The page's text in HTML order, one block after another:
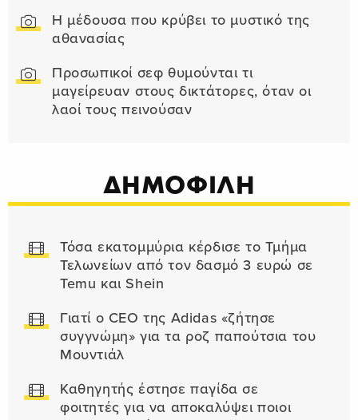
Η μέδουσα που κρύβει το μυστικό της
αθανασίας
Προσωπικοί σεφ θυμούνται τι
μαγείρευαν στους δικτάτορες, όταν οι
λαοί τους πεινούσαν
ΔΗΜΟΦΙΛΗ
Τόσα εκατομμύρια κέρδισε το Τμήμα
Τελωνείων από τον δασμό 3 ευρώ σε
Temu και Shein
Γιατί ο CEO της Adidas «ζήτησε
συγγνώμη» για τα ροζ παπούτσια του
Μουντιάλ
Καθηγητής έστησε παγίδα σε
φοιτητές για να αποκαλύψει ποιοι